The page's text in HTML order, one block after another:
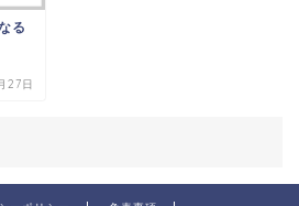
る
27日